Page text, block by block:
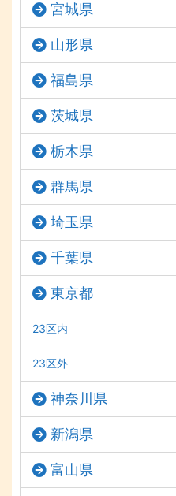
宮城県
山形県
福島県
茨城県
栃木県
群馬県
埼玉県
千葉県
東京都
23区内
23区外
神奈川県
新潟県
富山県